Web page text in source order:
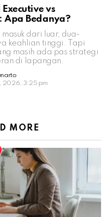
vs
Apa Bedanya?
masuk dari luar, dua-
keahlian tinggi. Tapi
masih ada pas strategi
di lapangan.
2026, 3:25 pm
MORE